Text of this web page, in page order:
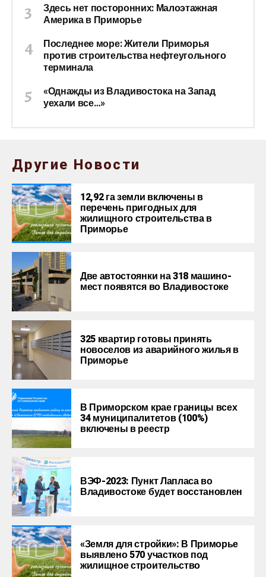
Здесь нет посторонних: Малоэтажная
Америка в Приморье
Последнее море: Жители Приморья
против строительства нефтеугольного
терминала
«Однажды из Владивостока на Запад
уехали все…»
Другие Новости
12,92 га земли включены в
перечень пригодных для
жилищного строительства в
Приморье
Две автостоянки на 318 машино-
мест появятся во Владивостоке
325 квартир готовы принять
новоселов из аварийного жилья в
Приморье
В Приморском крае границы всех
34 муниципалитетов (100%)
включены в реестр
ВЭФ-2023: Пункт Лапласа во
Владивостоке будет восстановлен
«Земля для стройки»: В Приморье
выявлено 570 участков под
жилищное строительство